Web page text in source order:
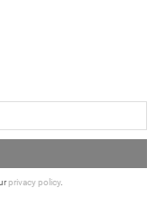
privacy policy.